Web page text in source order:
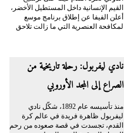
القيم الإنسانية داخل المستطيل الأخضر،
أعلن الفيفا عن إطلاق برنامج موسع
لمكافحة العنصرية التي ما زالت تلاحق
نادي ليفربول: رحلة تاريخية من
الصراع إلى المجد الأوروبي
منذ تأسيسه عام 1892، شكّل نادي
ليفربول ظاهرة فريدة في عالم كرة
القدم، تجسدت في قصة صعوده من رحم